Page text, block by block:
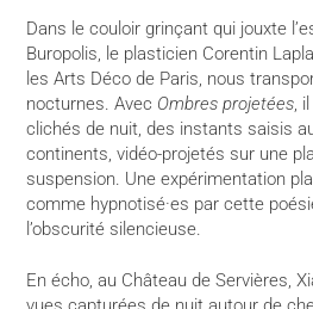
Dans le couloir grinçant qui jouxte
Buropolis, le plasticien Corentin
les Arts Déco de Paris, nous
nocturnes. Avec Ombres projetées,
clichés de nuit, des instants saisis
continents, vidéo-projetés sur une
suspension. Une expérimentation
comme hypnotisé·es par cette
l’obscurité silencieuse.
En écho, au Château de Servières,